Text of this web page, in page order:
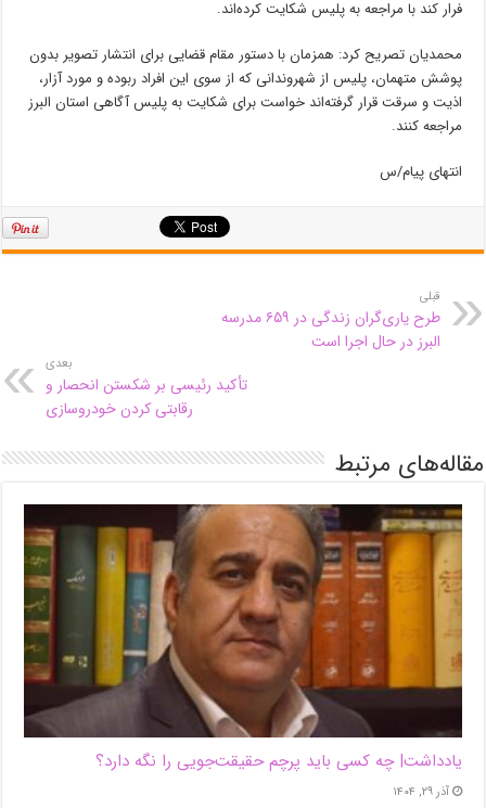
فرار کند با مراجعه به پلیس شکایت کرده‌اند.
محمدیان تصریح کرد: همزمان با دستور مقام قضایی برای انتشار تصویر بدون
پوشش متهمان، پلیس از شهروندانی که از سوی این افراد ربوده و مورد آزار،
اذیت و سرقت قرار گرفته‌اند خواست برای شکایت به پلیس آگاهی استان البرز
مراجعه کنند.
انتهای پیام/س
قبلی
طرح یاری‌گران زندگی در ۶۵۹ مدرسه
البرز در حال اجرا است
بعدی
تأکید رئیسی بر شکستن انحصار و
رقابتی کردن خودروسازی
مقاله‌های مرتبط
یادداشت| ‌چه کسی باید پرچم حقیقت‌جویی را نگه دارد؟
آذر ۲۹, ۱۴۰۴